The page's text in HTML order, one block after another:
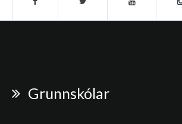
Grunnskólar